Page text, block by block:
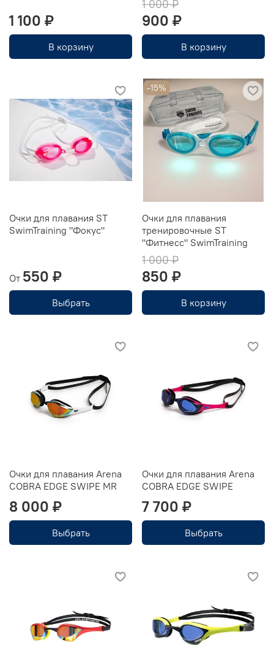
1 100 ₽
В корзину
1 000 ₽
900 ₽
В корзину
Очки для плавания ST
SwimTraining "Фокус"
От 550 ₽
Выбрать
-15%
Очки для плавания
тренировочные ST
"Фитнесс" SwimTraining
1 000 ₽
850 ₽
В корзину
Очки для плавания Arena
COBRA EDGE SWIPE MR
8 000 ₽
Выбрать
Очки для плавания Arena
COBRA EDGE SWIPE
7 700 ₽
Выбрать